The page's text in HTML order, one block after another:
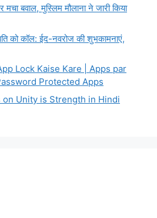
मचा बवाल, मुस्लिम मौलाना ने जारी किया
को कॉल: ईद-नवरोज की शुभकामनाएं,
Lock Kaise Kare | Apps par
Protected Apps
Unity is Strength in Hindi